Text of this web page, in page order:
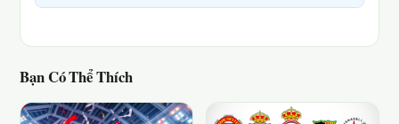
Bạn Có Thể Thích